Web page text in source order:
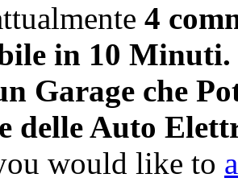
4
in 10
Garage che
delle Auto
would like to